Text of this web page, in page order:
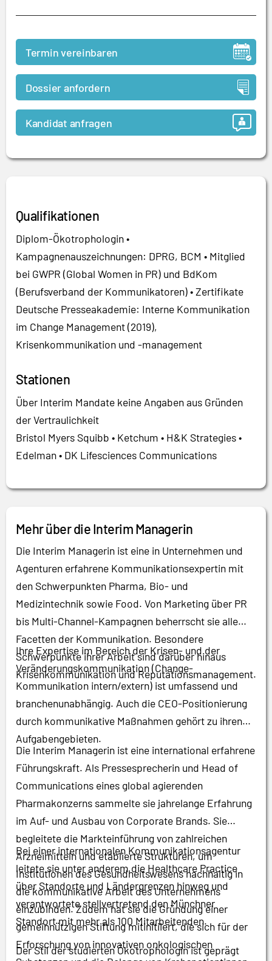
Termin vereinbaren
Dossier anfordern
Kandidat anfragen
Qualifikationen
Diplom-Ökotrophologin •
Kampagnenauszeichnungen: DPRG, BCM • Mitglied
bei GWPR (Global Women in PR) und BdKom
(Berufsverband der Kommunikatoren) • Zertifikate
Deutsche Presseakademie: Interne Kommunikation
im Change Management (2019),
Krisenkommunikation und -management
Stationen
Über Interim Mandate keine Angaben aus Gründen
der Vertraulichkeit
Bristol Myers Squibb • Ketchum • H&K Strategies •
Edelman • DK Lifesciences Communications
Mehr über die Interim Managerin
Die Interim Managerin ist eine in Unternehmen und
Agenturen erfahrene Kommunikationsexpertin mit
den Schwerpunkten Pharma, Bio- und
Medizintechnik sowie Food. Von Marketing über PR
bis Multi-Channel-Kampagnen beherrscht sie alle
Facetten der Kommunikation. Besondere
Schwerpunkte ihrer Arbeit sind darüber hinaus
Krisenkommunikation und Reputationsmanagement.
Ihre Expertise im Bereich der Krisen- und der
Veränderungskommunikation (Change-
Kommunikation intern/extern) ist umfassend und
branchenunabhängig. Auch die CEO-Positionierung
durch kommunikative Maßnahmen gehört zu ihren
Aufgabengebieten.
Die Interim Managerin ist eine international erfahrene
Führungskraft. Als Pressesprecherin und Head of
Communications eines global agierenden
Pharmakonzerns sammelte sie jahrelange Erfahrung
im Auf- und Ausbau von Corporate Brands. Sie
begleitete die Markteinführung von zahlreichen
Arzneimitteln und etablierte Strukturen, um
Institutionen des Gesundheitswesens nachhaltig in
die kommunikative Arbeit des Unternehmens
einzubinden. Zudem hat sie die Gründung einer
gemeinnützigen Stiftung mitinitiiert, die sich für der
Erforschung von innovativen onkologischen
Bei einer internationalen Kommunikationsagentur
leitete sie unter anderem die Healthcare Practice
über Standorte und Ländergrenzen hinweg und
verantwortete stellvertretend den Münchner
Standort mit mehr als 100 Mitarbeitenden.
Der Stil der studierten Ökotrophologin ist geprägt